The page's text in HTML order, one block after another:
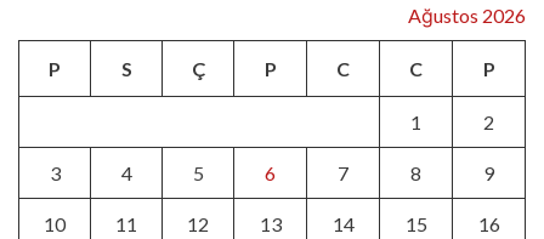
Ağustos 2026
P S Ç P C C P
1 2
3 4 5 6 7 8 9
10 11 12 13 14 15 16